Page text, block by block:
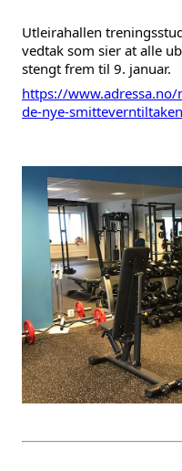
Utleirahallen
vedtak som sier at alle
stengt frem til 9. januar.
https://
de-nye-